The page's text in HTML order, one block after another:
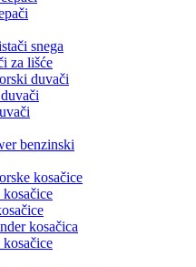
snega
za lišće
duvači
benzinski
kosačice
kosačica